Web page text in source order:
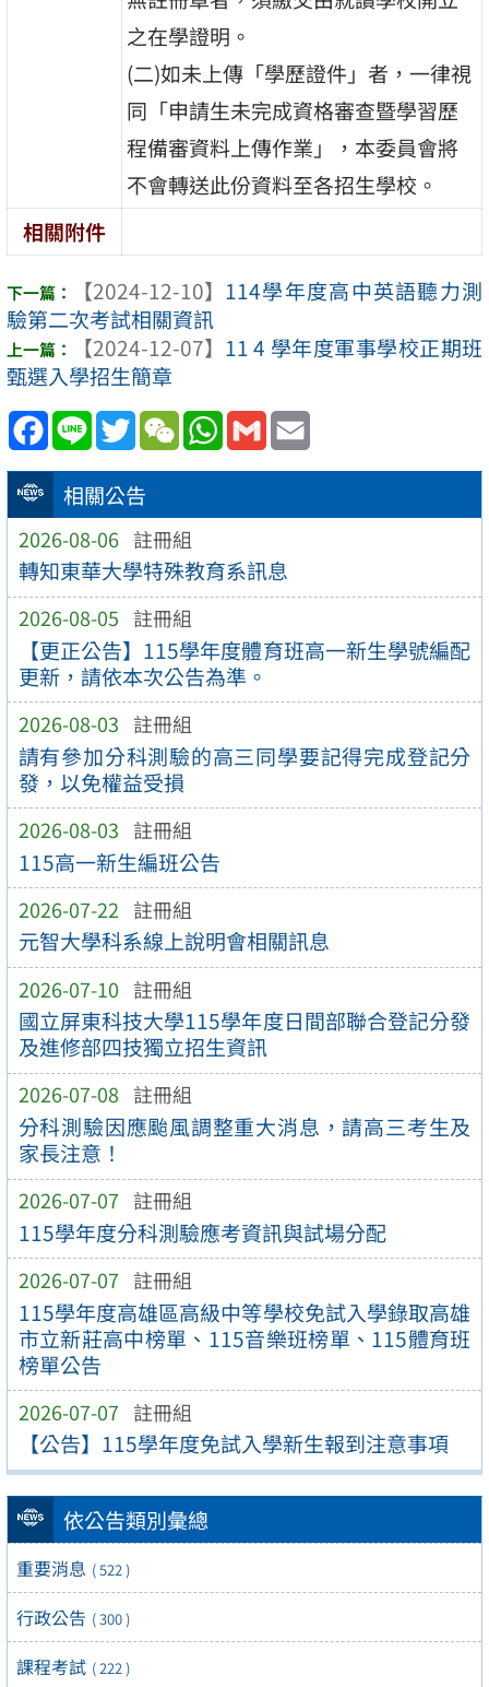
相關公告
2026-08-06 註冊組
轉知東華大學特殊教育系訊息
2026-08-05 註冊組
【更正公告】115學年度體育班高一新生學號編配
更新，請依本次公告為準。
2026-08-03 註冊組
請有參加分科測驗的高三同學要記得完成登記分
發，以免權益受損
2026-08-03 註冊組
115高一新生編班公告
2026-07-22 註冊組
元智大學科系線上說明會相關訊息
2026-07-10 註冊組
國立屏東科技大學115學年度日間部聯合登記分發
及進修部四技獨立招生資訊
2026-07-08 註冊組
分科測驗因應颱風調整重大消息，請高三考生及
家長注意！
2026-07-07 註冊組
115學年度分科測驗應考資訊與試場分配
2026-07-07 註冊組
115學年度高雄區高級中等學校免試入學錄取高雄
市立新莊高中榜單、115音樂班榜單、115體育班
榜單公告
2026-07-07 註冊組
【公告】115學年度免試入學新生報到注意事項
依公告類別彙總
重要消息 ( 522 )
行政公告 ( 300 )
課程考試 ( 222 )
之在學證明。
(二)如未上傳「學歷證件」者，一律視
同「申請生未完成資格審查暨學習歷
程備審資料上傳作業」，本委員會將
不會轉送此份資料至各招生學校。
相關附件
【2024-12-10】 114學年度高中英語聽力測
驗第二次考試相關資訊
【2024-12-07】 11 4 學年度軍事學校正期班
甄選入學招生簡章
Facebook
Line TwitterWeChatWhatsApp
Gmail